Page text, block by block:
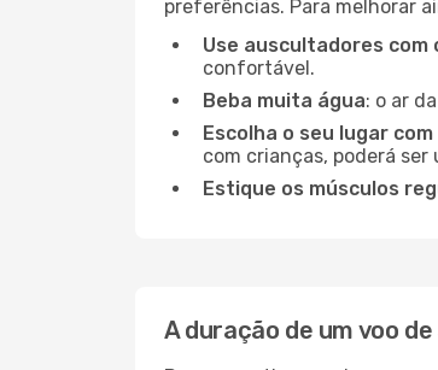
preferências. Para melhorar
Use auscultadores com
confortável.
Beba muita água: o ar
Escolha o seu lugar
com crianças, poderá ser
Estique os músculos
A duração de um voo